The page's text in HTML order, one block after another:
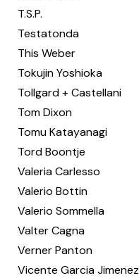
T.S.P.
Testatonda
This Weber
Tokujin Yoshioka
Tollgard + Castellani
Tom Dixon
Tomu Katayanagi
Tord Boontje
Valeria Carlesso
Valerio Bottin
Valerio Sommella
Valter Cagna
Verner Panton
Vicente Garcia Jimenez